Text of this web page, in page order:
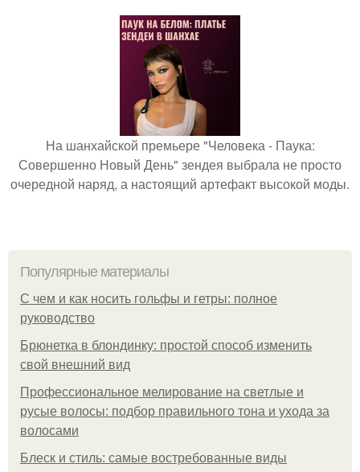
На шанхайской премьере "Человека - Паука:
Совершенно Новый День" зендея выбрала не просто
очередной наряд, а настоящий артефакт высокой моды.
Популярные материалы
С чем и как носить гольфы и гетры: полное
руководство
Брюнетка в блондинку: простой способ изменить
свой внешний вид
Профессиональное мелирование на светлые и
русые волосы: подбор правильного тона и ухода за
волосами
Блеск и стиль: самые востребованные виды